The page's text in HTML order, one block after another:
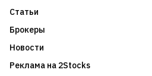
Статьи
Брокеры
Новости
Реклама на 2Stocks